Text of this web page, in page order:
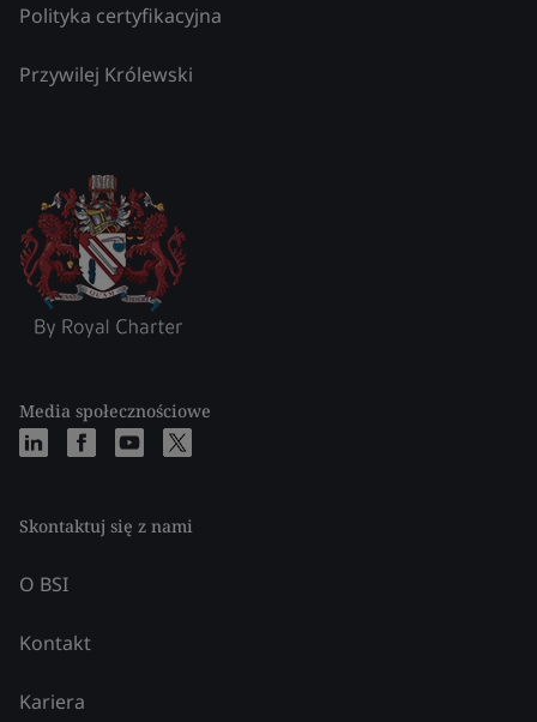
Polityka certyfikacyjna
Przywilej Królewski
Media społecznościowe
Skontaktuj się z nami
O BSI
Kontakt
Kariera